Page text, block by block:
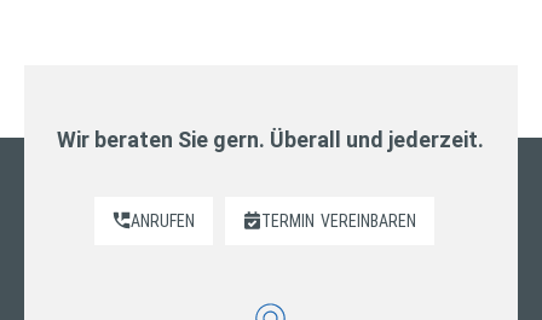
Wir beraten Sie gern. Überall und jederzeit.
ANRUFEN TERMIN VEREINBAREN